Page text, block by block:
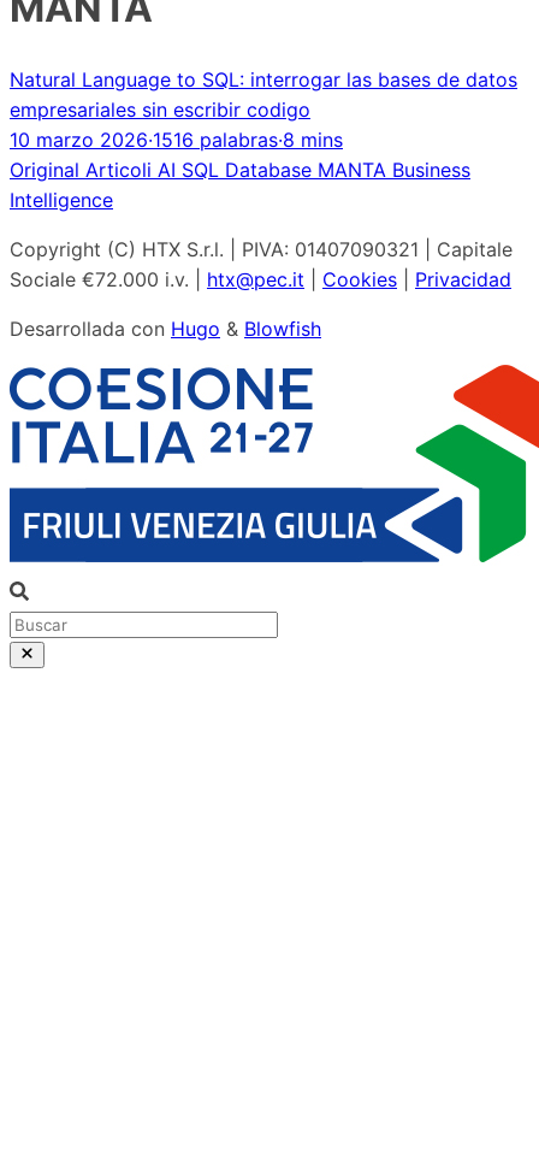
Natural Language to SQL: interrogar las bases de datos
empresariales sin escribir codigo
10 marzo 2026·1516 palabras·8 mins
Original Articoli AI SQL Database MANTA Business
Intelligence
Copyright (C) HTX S.r.l. | PIVA: 01407090321 | Capitale
Sociale €72.000 i.v. | htx@pec.it Cookies Privacidad
Desarrollada con Hugo & Blowfish